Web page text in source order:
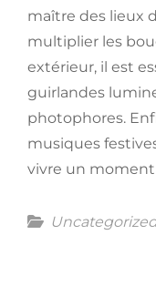
maître des lieux
multiplier les
extérieur, il est
guirlandes
photophores.
musiques
vivre un
Categories